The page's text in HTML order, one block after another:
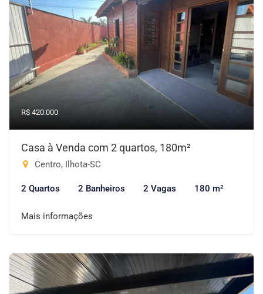
R$ 420.000
Casa à Venda com 2 quartos, 180m²
Centro, Ilhota-SC
2 Quartos 2 Banheiros 2 Vagas 180 m²
Mais informações